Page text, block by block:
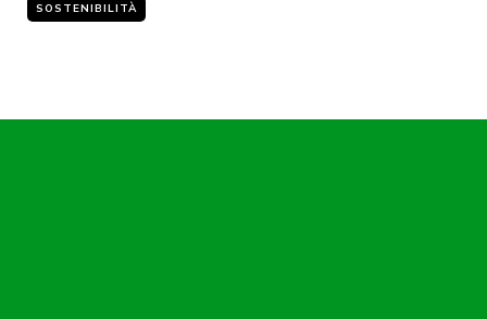
SOSTENIBILITÀ